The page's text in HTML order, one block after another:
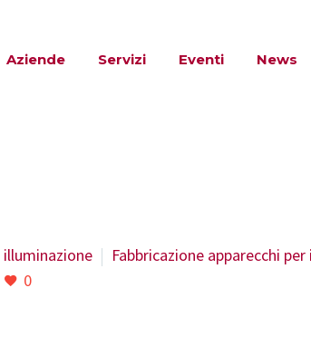
Aziende Servizi Eventi News
illuminazione Fabbricazione apparecchi
0